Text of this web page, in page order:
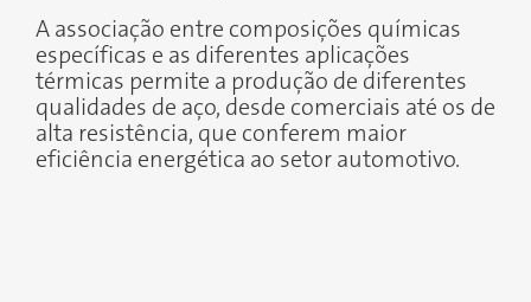
A associação entre composições químicas
específicas e as diferentes aplicações
térmicas permite a produção de diferentes
qualidades de aço, desde comerciais até os de
alta resistência, que conferem maior
eficiência energética ao setor automotivo.